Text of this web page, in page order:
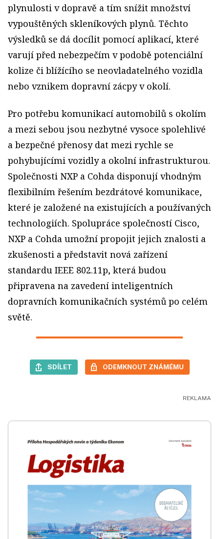
plynulosti v dopravě a tím snížit množství
vypouštěných skleníkových plynů. Těchto
výsledků se dá docílit pomocí aplikací, které
varují před nebezpečím v podobě potenciální
kolize či blížícího se neovladatelného vozidla
nebo vznikem dopravní zácpy v okolí.
Pro potřebu komunikací automobilů s okolím
a mezi sebou jsou nezbytné vysoce spolehlivé
a bezpečné přenosy dat mezi rychle se
pohybujícími vozidly a okolní infrastrukturou.
Společnosti NXP a Cohda disponují vhodným
flexibilním řešením bezdrátové komunikace,
které je založené na existujících a používaných
technologiích. Spolupráce společností Cisco,
NXP a Cohda umožní propojit jejich znalosti a
zkušenosti a představit nová zařízení
standardu IEEE 802.11p, která budou
připravena na zavedení inteligentních
dopravních komunikačních systémů po celém
světě.
SDÍLET ODEMKNOUT ZNÁMÉMU